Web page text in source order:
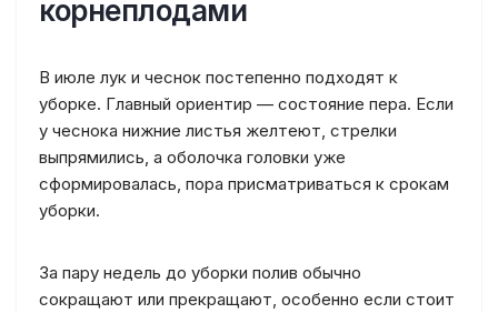
корнеплодами
В июле лук и чеснок постепенно подходят к
уборке. Главный ориентир — состояние пера. Если
у чеснока нижние листья желтеют, стрелки
выпрямились, а оболочка головки уже
сформировалась, пора присматриваться к срокам
уборки.
За пару недель до уборки полив обычно
сокращают или прекращают, особенно если стоит